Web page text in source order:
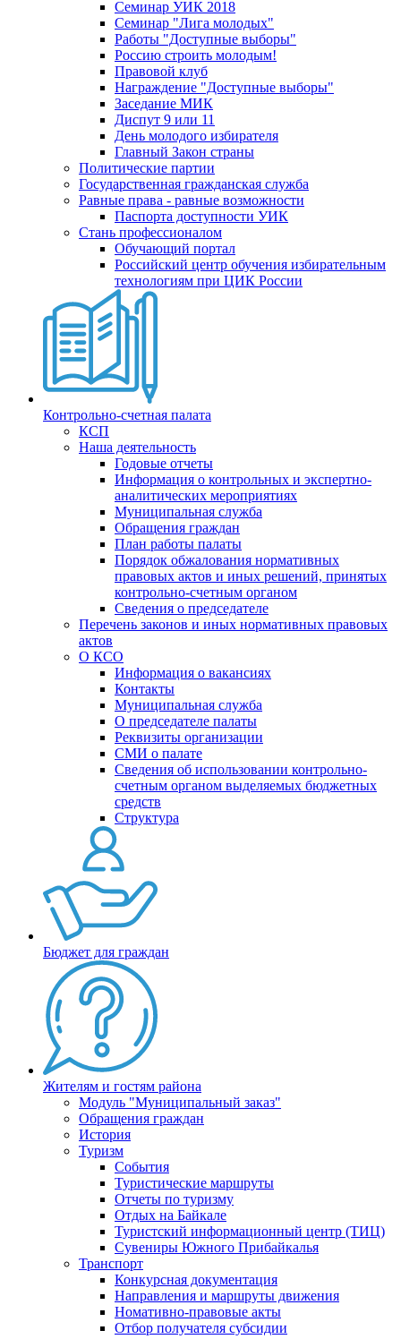
Семинар УИК 2018
Семинар "Лига молодых"
Работы "Доступные выборы"
Россию строить молодым!
Правовой клуб
Награждение "Доступные выборы"
Заседание МИК
Диспут 9 или 11
День молодого избирателя
Главный Закон страны
Политические партии
Государственная гражданская служба
Равные права - равные возможности
Паспорта доступности УИК
Стань профессионалом
Обучающий портал
Российский центр обучения избирательным
технологиям при ЦИК России
Контрольно-счетная палата
КСП
Наша деятельность
Годовые отчеты
Информация о контрольных и экспертно-
аналитических мероприятиях
Муниципальная служба
Обращения граждан
План работы палаты
Порядок обжалования нормативных
правовых актов и иных решений, принятых
контрольно-счетным органом
Сведения о председателе
Перечень законов и иных нормативных правовых
актов
О КСО
Информация о вакансиях
Контакты
Муниципальная служба
О председателе палаты
Реквизиты организации
СМИ о палате
Сведения об использовании контрольно-
счетным органом выделяемых бюджетных
средств
Структура
Бюджет для граждан
Жителям и гостям района
Модуль "Муниципальный заказ"
Обращения граждан
История
Туризм
События
Туристические маршруты
Отчеты по туризму
Отдых на Байкале
Туристский информационный центр (ТИЦ)
Сувениры Южного Прибайкалья
Транспорт
Конкурсная документация
Направления и маршруты движения
Номативно-правовые акты
Отбор получателя субсидии